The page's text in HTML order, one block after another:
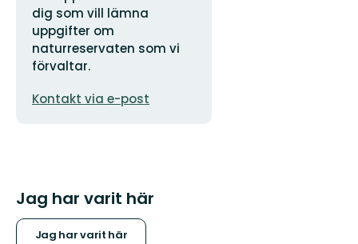
dig som vill lämna
uppgifter om
naturreservaten som vi
förvaltar.
postadress
Kontakt via e-post
Jag har varit här
Jag har varit här